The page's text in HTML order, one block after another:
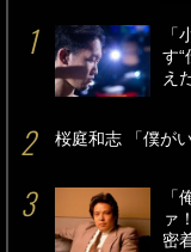
「
す
え
桜庭和志 「僕が
「
ァ
密